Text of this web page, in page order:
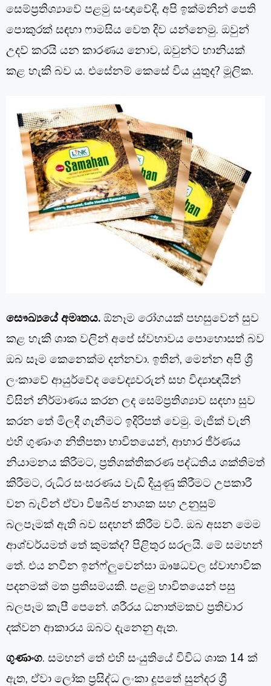
සෙම්ප්‍රතිශ්‍යාවේ පළමු සංඥාවේදී, අපි ඉක්මනින් පෙති
පොකුරක් සඳහා ෆාමසිය වෙත දිව යන්නෙමු. ඔවුන්
උදව් කරයි යන කාරණය නොව, ඔවුන්ට හානියක්
කළ හැකි බව ය. එසේනම් කෙසේ විය යුතුද? මූලික.
සෞඛ්‍යයේ අමෘතය.ඕනෑම රෝගයක් පහසුවෙන් සුව
කළ හැකි ශාක වලින් අපේ ස්වභාවය පොහොසත් බව
ඔබ සෑම කෙනෙක්ම දන්නවා. ඉතින්, මෙන්න අපි ශ්‍රී
ලංකාවේ ආයුර්වේද වෛද්‍යවරුන් සහ විද්‍යාඥයින්
විසින් නිර්මාණය කරන ලද සෙම්ප්‍රතිශ්‍යාව සඳහා සුව
කරන තේ මිලදී ගැනීමට ඉදිරිපත් වෙමු. මැජික් වැනි
එහි ගුණාංග නිතිපතා භාවිතයෙන්, ආහාර ජීර්ණය
නියාමනය කිරීමට, ප්‍රතිශක්තිකරණ පද්ධතිය ශක්තිමත්
කිරීමට, රුධිර සංසරණය වැඩි දියුණු කිරීමට උපකාරී
වන බැවින් ඒවා විෂබීජ නාශක සහ උනුසුම්
බලපෑමක් ඇති බව සඳහන් කිරීම වටී. ඔබ අසන මෙම
ආශ්චර්යමත් තේ කුමක්ද? පිළිතුර සරලයි. මේ සමහන්
තේ. එය නවීන ඉන්ෆ්ලුවෙන්සා ඖෂධවල ස්වාභාවික
පදනමක් මත ප්‍රතිසමයකි. පළමු භාවිතයෙන් පසු
බලපෑම කැපී පෙනේ. ශරීරය ධනාත්මකව ප්‍රතිචාර
දක්වන ආකාරය ඔබට දැනෙනු ඇත.
ගුණාංග. සමහන් තේ එහි සංයුතියේ විවිධ ශාක 14 ක්
ඇත, ඒවා ලෝක ප්‍රසිද්ධ ලංකා දූපතේ සුන්දර ශ්‍රී